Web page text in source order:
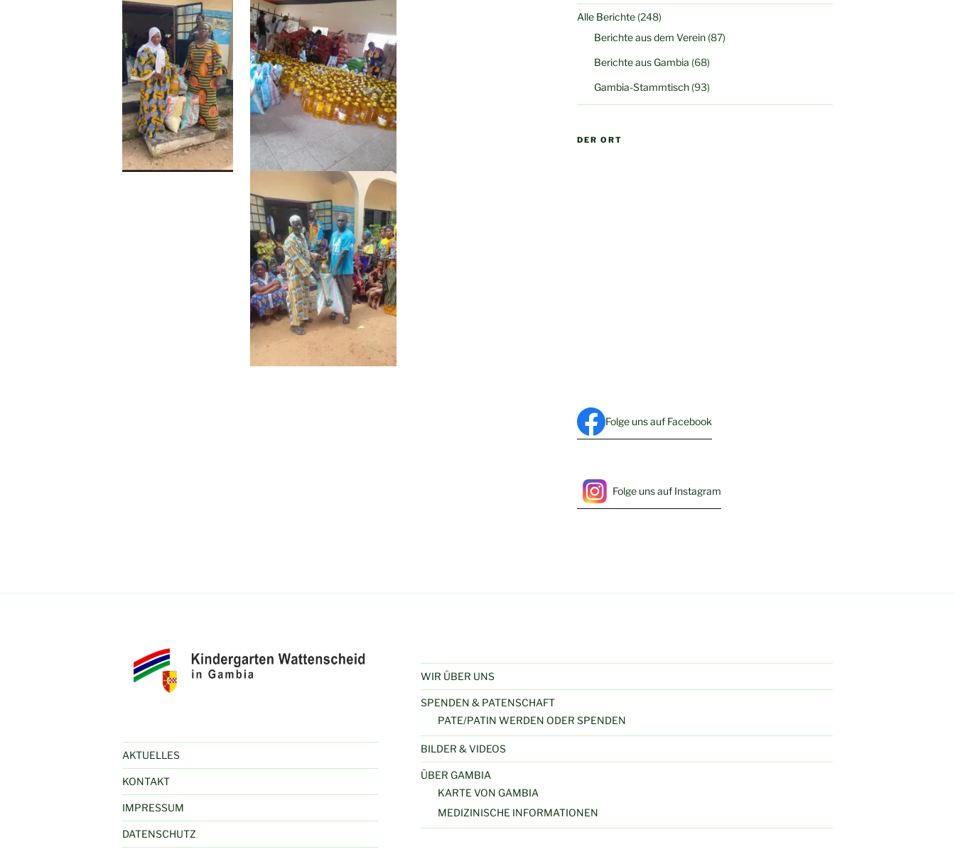
Alle Berichte (248)
Berichte aus dem Verein (87)
Berichte aus Gambia (68)
Gambia-Stammtisch (93)
DER ORT
Folge uns auf Facebook
Folge uns auf Instagram
AKTUELLES
KONTAKT
IMPRESSUM
DATENSCHUTZ
WIR ÜBER UNS
SPENDEN & PATENSCHAFT
PATE/PATIN WERDEN ODER SPENDEN
BILDER & VIDEOS
ÜBER GAMBIA
KARTE VON GAMBIA
MEDIZINISCHE INFORMATIONEN